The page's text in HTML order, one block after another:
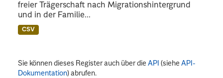
freier Trägerschaft nach Migrationshintergrund
und in der Familie...
CSV
Sie können dieses Register auch über dieAPI (sieheAPI-
Dokumentation) abrufen.